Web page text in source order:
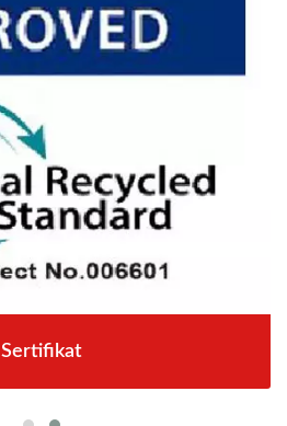
Sertifikat